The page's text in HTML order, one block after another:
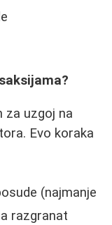
za uzgoj na
Evo koraka
(najmanje
razgranat